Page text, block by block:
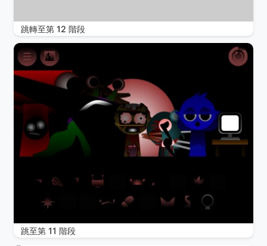
跳轉至第 12 階段
跳至第 11 階段